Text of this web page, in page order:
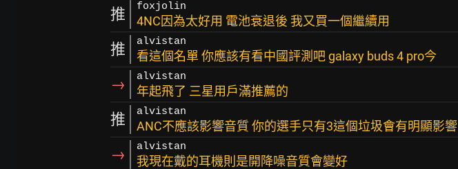
推 foxjolin
4NC因為太好用 電池衰退後 我又買一個繼續用
推 alvistan
看這個名單 你應該有看中國評測吧 galaxy buds 4 pro今
→ alvistan
年起飛了 三星用戶滿推薦的
推 alvistan
ANC不應該影響音質 你的選手只有3這個垃圾會有明顯影響
→ alvistan
我現在戴的耳機則是開降噪音質會變好